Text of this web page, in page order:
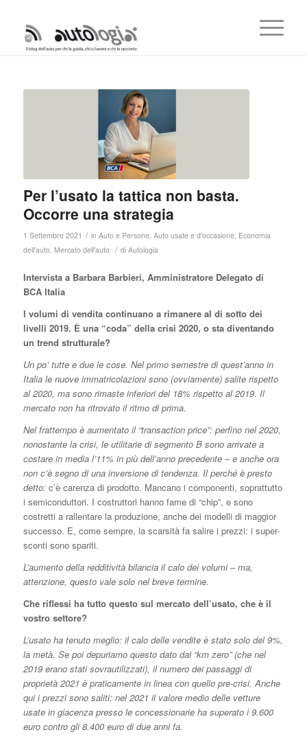
Per l’usato la tattica non basta.
Occorre una strategia
1 Settembre 2021 / in Auto e Persone, Auto usate e d'occasione, Economia
dell'auto, Mercato dell'auto / di Autologia
Intervista a Barbara Barbieri, Amministratore Delegato di
BCA Italia
I volumi di vendita continuano a rimanere al di sotto dei
livelli 2019. È una “coda” della crisi 2020, o sta diventando
un trend strutturale?
Un po’ tutte e due le cose. Nel primo semestre di quest’anno in
Italia le nuove immatricolazioni sono (ovviamente) salite rispetto
al 2020, ma sono rimaste inferiori del 18% rispetto al 2019. Il
mercato non ha ritrovato il ritmo di prima.
Nel frattempo è aumentato il “transaction price”: perfino nel 2020,
nonostante la crisi, le utilitarie di segmento B sono arrivate a
costare in media l’11% in più dell’anno precedente – e anche ora
non c’è segno di una inversione di tendenza. Il perché è presto
detto: c’è carenza di prodotto. Mancano i componenti, soprattutto
i semiconduttori. I costruttori hanno fame di “chip”, e sono
costretti a rallentare la produzione, anche dei modelli di maggior
successo. E, come sempre, la scarsità fa salire i prezzi: i super-
sconti sono spariti.
L’aumento della redditività bilancia il calo dei volumi – ma,
attenzione, questo vale solo nel breve termine.
Che riflessi ha tutto questo sul mercato dell’usato, che è il
vostro settore?
L’usato ha tenuto meglio: il calo delle vendite è stato solo del 9%,
la metà. Se poi depuriamo questo dato dai “km zero” (che nel
2019 erano stati sovrautilizzati), il numero dei passaggi di
proprietà 2021 è praticamente in linea con quello pre-crisi. Anche
qui i prezzi sono saliti: nel 2021 il valore medio delle vetture
usate in giacenza presso le concessionarie ha superato i 9.600
euro contro gli 8.400 euro di due anni fa.